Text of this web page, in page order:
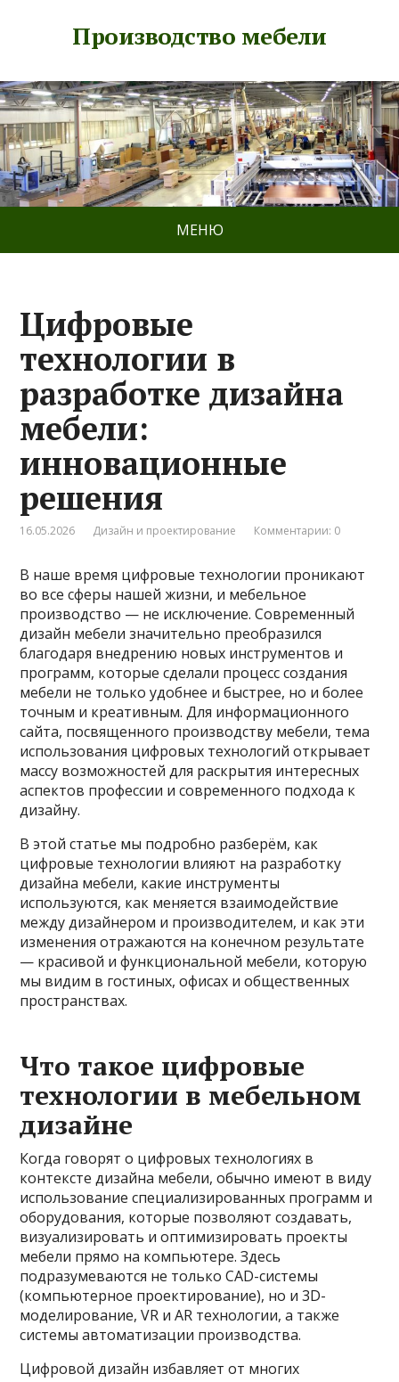
Производство мебели
МЕНЮ
Цифровые
технологии в
разработке дизайна
мебели:
инновационные
решения
16.05.2026 Дизайн и проектирование Комментарии: 0
В наше время цифровые технологии проникают
во все сферы нашей жизни, и мебельное
производство — не исключение. Современный
дизайн мебели значительно преобразился
благодаря внедрению новых инструментов и
программ, которые сделали процесс создания
мебели не только удобнее и быстрее, но и более
точным и креативным. Для информационного
сайта, посвященного производству мебели, тема
использования цифровых технологий открывает
массу возможностей для раскрытия интересных
аспектов профессии и современного подхода к
дизайну.
В этой статье мы подробно разберём, как
цифровые технологии влияют на разработку
дизайна мебели, какие инструменты
используются, как меняется взаимодействие
между дизайнером и производителем, и как эти
изменения отражаются на конечном результате
— красивой и функциональной мебели, которую
мы видим в гостиных, офисах и общественных
пространствах.
Что такое цифровые
технологии в мебельном
дизайне
Когда говорят о цифровых технологиях в
контексте дизайна мебели, обычно имеют в виду
использование специализированных программ и
оборудования, которые позволяют создавать,
визуализировать и оптимизировать проекты
мебели прямо на компьютере. Здесь
подразумеваются не только CAD-системы
(компьютерное проектирование), но и 3D-
моделирование, VR и AR технологии, а также
системы автоматизации производства.
Цифровой дизайн избавляет от многих